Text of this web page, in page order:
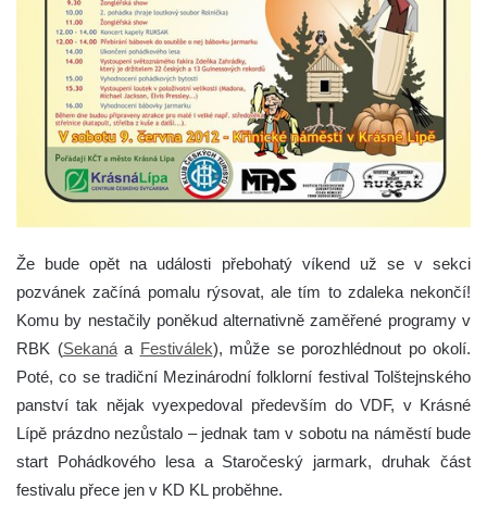
Že bude opět na události přebohatý víkend už se v sekci
pozvánek začíná pomalu rýsovat, ale tím to zdaleka nekončí!
Komu by nestačily poněkud alternativně zaměřené programy v
RBK (Sekanáa Festiválek), může se porozhlédnout po okolí.
Poté, co se tradiční Mezinárodní folklorní festival Tolštejnského
panství tak nějak vyexpedoval především do VDF, v Krásné
Lípě prázdno nezůstalo – jednak tam v sobotu na náměstí bude
start Pohádkového lesa a Staročeský jarmark, druhak část
festivalu přece jen v KD KL proběhne.